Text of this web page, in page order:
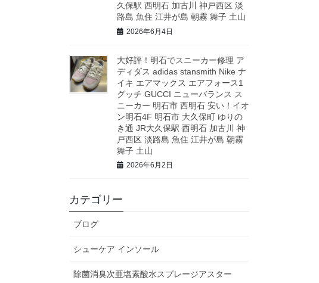
久保駅 西明石 加古川 神戸西区 淡
路島 魚住 江井が島 朝霧 舞子 土山
2026年6月4日
大好評！明石でスニーカー修理 ア
ディダス adidas stansmith Nike ナ
イキ エアマックス エアフォース1
グッチ GUCCI ニューバランス ス
ニーカー 明石市 西明石 安い！イオ
ン明石4F 明石市 大久保町 ゆりの
き通 JR大久保駅 西明石 加古川 神
戸西区 淡路島 魚住 江井が島 朝霧
舞子 土山
2026年6月2日
カテゴリー
ブログ
シューケア インソール
除菌消臭次亜塩素酸水スプレージアスター